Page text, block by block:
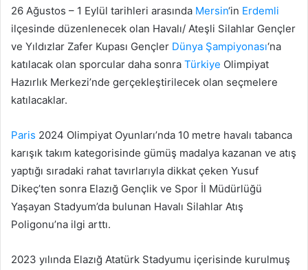
26 Ağustos – 1 Eylül tarihleri arasında Mersin‘in Erdemli
ilçesinde düzenlenecek olan Havalı/ Ateşli Silahlar Gençler
ve Yıldızlar Zafer Kupası Gençler Dünya Şampiyonası‘na
katılacak olan sporcular daha sonra Türkiye Olimpiyat
Hazırlık Merkezi’nde gerçekleştirilecek olan seçmelere
katılacaklar.
Paris 2024 Olimpiyat Oyunları’nda 10 metre havalı tabanca
karışık takım kategorisinde gümüş madalya kazanan ve atış
yaptığı sıradaki rahat tavırlarıyla dikkat çeken Yusuf
Dikeç’ten sonra Elazığ Gençlik ve Spor İl Müdürlüğü
Yaşayan Stadyum’da bulunan Havalı Silahlar Atış
Poligonu’na ilgi arttı.
2023 yılında Elazığ Atatürk Stadyumu içerisinde kurulmuş